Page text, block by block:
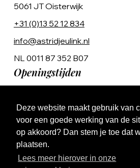
Deze website maakt gebruik van
voor een goede werking van de
op akkoord? Dan stem je toe dat
plaatsen.
Lees meer hierover in onze
5061 JT Oisterwijk
+31 (0)13 52 12 834
info@astridjeulink.nl
NL 0011 87 352 B07
Openingstijden
Ma t/m Vr 9:00 - 17:00